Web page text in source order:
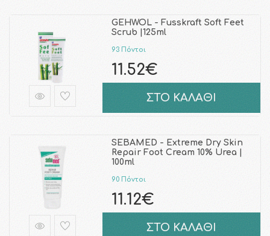
GEHWOL - Fusskraft Soft Feet
Scrub |125ml
93 Πόντοι
11.52€
ΣΤΟ ΚΑΛΑΘΙ
SEBAMED - Extreme Dry Skin
Repair Foot Cream 10% Urea |
100ml
90 Πόντοι
11.12€
ΣΤΟ ΚΑΛΑΘΙ